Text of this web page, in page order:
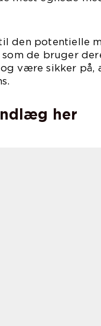
den potentielle
de bruger
og være sikker på,
her